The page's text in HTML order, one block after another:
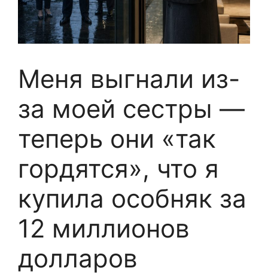
Меня выгнали из-
за моей сестры —
теперь они «так
гордятся», что я
купила особняк за
12 миллионов
долларов